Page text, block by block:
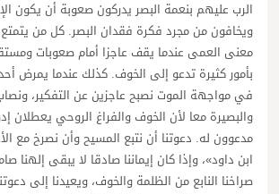
الرب عليهم بنعمة البصر يدركون صعوبة أن يكون
ويخافون من مجرد فكرة فقدان البصر. كل من
معنى العمى عندما يقف عاجزا أمام صعوبات
بأمور كثيرة تدعو إلى الخوف. كذلك عندما يمرض أحد
في مواجهة الموت نصبح عاجزين عن التفكير،
والبصيرة معا لأن الخوف والفراغ الروحي يعطلان
مدعوون له. دعوتنا أن نتبع المسيح وأن نصرخ مع
ابن داود»، وإذا كان إيماننا صادقا لا يبقى إلهنا
صراخنا النابع من الظلمة والخوف، ويعيدنا إلى